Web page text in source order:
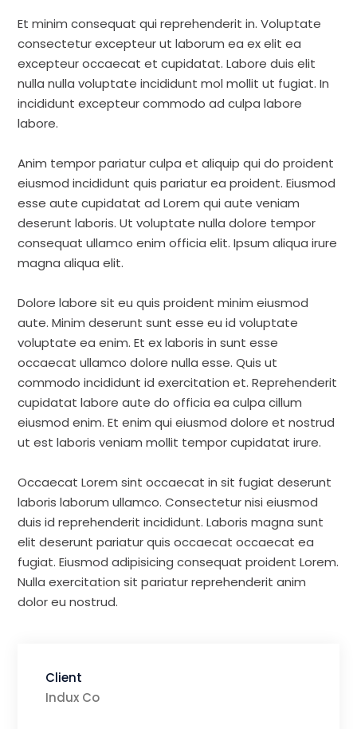
Et minim consequat qui reprehenderit in. Voluptate
consectetur excepteur ut laborum ea ex elit ea
excepteur occaecat et cupidatat. Labore duis elit
nulla nulla voluptate incididunt mol mollit ut fugiat. In
incididunt excepteur commodo ad culpa labore
labore.
Anim tempor pariatur culpa et aliquip qui do proident
eiusmod incididunt quis pariatur ea proident. Eiusmod
esse aute cupidatat ad Lorem qui aute veniam
deserunt laboris. Ut voluptate nulla dolore tempor
consequat ullamco enim officia elit. Ipsum aliqua irure
magna aliqua elit.
Dolore labore sit eu quis proident minim eiusmod
aute. Minim deserunt sunt esse eu id voluptate
voluptate ea enim. Et ex laboris in sunt esse
occaecat ullamco dolore nulla esse. Quis ut
commodo incididunt id exercitation et. Reprehenderit
cupidatat labore aute do officia ea culpa cillum
eiusmod enim. Et enim qui eiusmod dolore et nostrud
ut est laboris veniam mollit tempor cupidatat irure.
Occaecat Lorem sint occaecat in sit fugiat deserunt
laboris laborum ullamco. Consectetur nisi eiusmod
duis id reprehenderit incididunt. Laboris magna sunt
elit deserunt pariatur quis occaecat occaecat ea
fugiat. Eiusmod adipisicing consequat proident Lorem.
Nulla exercitation sit pariatur reprehenderit anim
dolor eu nostrud.
Client
Indux Co